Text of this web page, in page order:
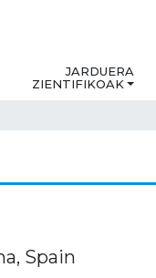
JARDUERA
ZIENTIFIKOAK
Spain